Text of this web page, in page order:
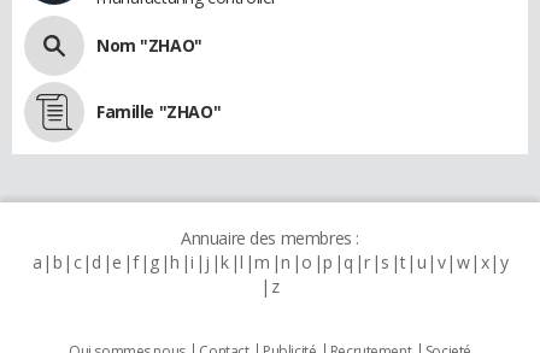
Nom "ZHAO"
Famille "ZHAO"
Annuaire des membres :
a b c d e f g h i j k l m n o p q r s t u v w x y
z